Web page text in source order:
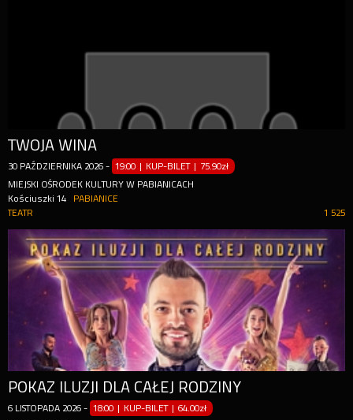
TWOJA WINA
30 PAŹDZIERNIKA 2026 - 19:00 | KUP-BILET | 75.90zł
MIEJSKI OŚRODEK KULTURY W PABIANICACH
Kościuszki 14
PABIANICE
1 525
TEATR
POKAZ ILUZJI DLA CAŁEJ RODZINY
6 LISTOPADA 2026 - 18:00 | KUP-BILET |64.00zł